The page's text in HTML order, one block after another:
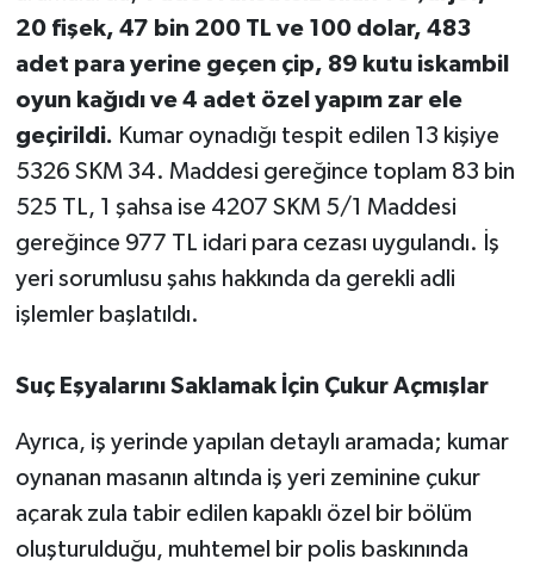
20 fişek, 47 bin 200 TL ve 100 dolar, 483
adet para yerine geçen çip, 89 kutu iskambil
oyun kağıdı ve 4 adet özel yapım zar ele
geçirildi. Kumar oynadığı tespit edilen 13 kişiye
5326 SKM 34. Maddesi gereğince toplam 83 bin
525 TL, 1 şahsa ise 4207 SKM 5/1 Maddesi
gereğince 977 TL idari para cezası uygulandı. İş
yeri sorumlusu şahıs hakkında da gerekli adli
işlemler başlatıldı.
Suç Eşyalarını Saklamak İçin Çukur Açmışlar
Ayrıca, iş yerinde yapılan detaylı aramada; kumar
oynanan masanın altında iş yeri zeminine çukur
açarak zula tabir edilen kapaklı özel bir bölüm
oluşturulduğu, muhtemel bir polis baskınında